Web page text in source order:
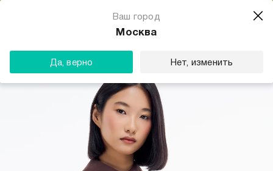
Ваш город
Москва
Да, верно Нет, изменить
Магазин одежды для тебя